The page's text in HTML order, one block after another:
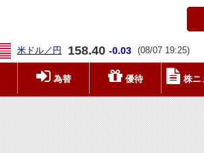
米ドル／円 158.40 -0.03 (08/07 19:25)
為替 優待 株ニ